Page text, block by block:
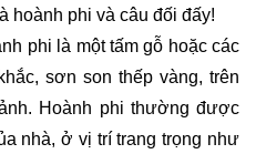
hoành phi và câu đối đấy!
phi là một tấm gỗ hoặc các
sơn son thếp vàng, trên
Hoành phi thường được
nhà, ở vị trí trang trọng như